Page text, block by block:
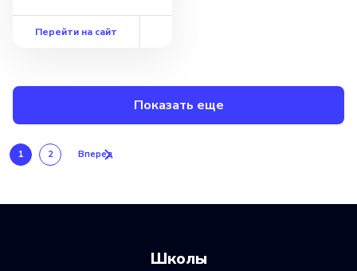
Перейти на сайт
Показать еще
1 2 Вперед
Школы